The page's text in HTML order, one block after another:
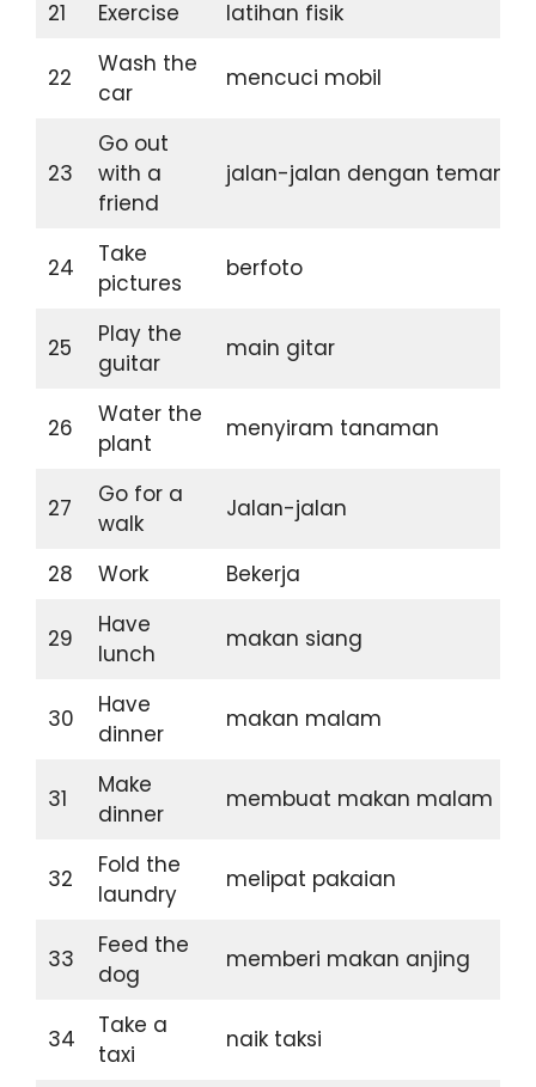
21 Exercise latihan fisik
22
Wash the
car
mencuci mobil
23
Go out
with a
friend
jalan-jalan dengan teman
24
Take
pictures
berfoto
25
Play the
guitar
main gitar
26
Water the
plant
menyiram tanaman
27
Go for a
walk
Jalan-jalan
28 Work Bekerja
29
Have
lunch
makan siang
30
Have
dinner
makan malam
31
Make
dinner
membuat makan malam
32
Fold the
laundry
melipat pakaian
33
Feed the
dog
memberi makan anjing
34
Take a
taxi
naik taksi